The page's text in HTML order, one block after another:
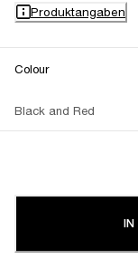
Produktangaben
Colour
Black and Red
IN